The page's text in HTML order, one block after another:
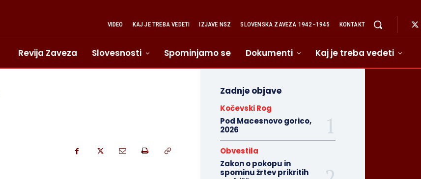
VIDEO KAJ JE TREBA VEDETI IZJAVE NSZ SLOVENSKA ZAVEZA 1942–1945 KONTAKT
Revija Zaveza Slovesnosti Spominjamo se Dokumenti Kaj je treba vedeti
Zadnje objave
Kočevski Rog
Pod Macesnovo gorico,
2026
Obvestila
Zakon o pokopu in
spominu žrtev prikritih